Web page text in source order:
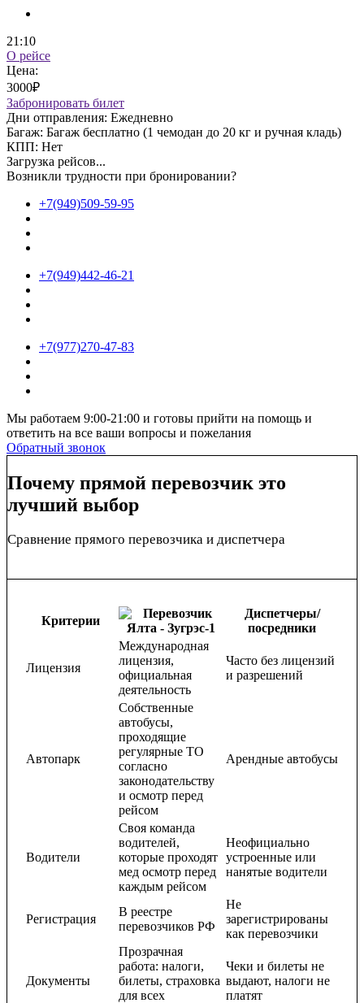
21:10
О рейсе
Цена:
3000₽
Забронировать билет
Дни отправления: Ежедневно
Багаж: Багаж бесплатно (1 чемодан до 20 кг и ручная кладь)
КПП: Нет
Загрузка рейсов...
Возникли трудности при бронировании?
+7(949)509-59-95
+7(949)442-46-21
+7(977)270-47-83
Мы работаем 9:00-21:00 и готовы прийти на помощь и
ответить на все ваши вопросы и пожелания
Обратный звонок
Почему прямой перевозчик это
лучший выбор
Сравнение прямого перевозчика и диспетчера
Критерии
Диспетчеры/
посредники
Лицензия
Международная
лицензия,
официальная
деятельность
Часто без лицензий
и разрешений
Автопарк
Собственные
автобусы,
проходящие
регулярные ТО
согласно
законодательству
и осмотр перед
рейсом
Арендные автобусы
Водители
Своя команда
водителей,
которые проходят
мед осмотр перед
каждым рейсом
Неофициально
устроенные или
нанятые водители
Регистрация
В реестре
перевозчиков РФ
Не
зарегистрированы
как перевозчики
Документы
Прозрачная
работа: налоги,
билеты, страховка
для всех
Чеки и билеты не
выдают, налоги не
платят